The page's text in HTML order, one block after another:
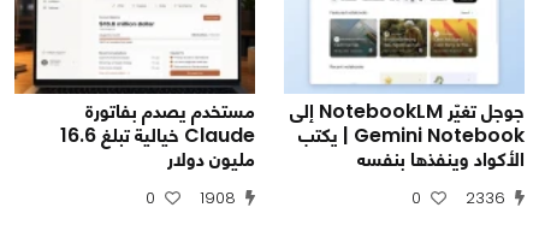
جوجل تغيّر NotebookLM إلى
Gemini Notebook | يكتب
الأكواد وينفذها بنفسه
2336
0
مستخدم يصدم بفاتورة
Claude خيالية تبلغ 16.6
مليون دولار
1908
0